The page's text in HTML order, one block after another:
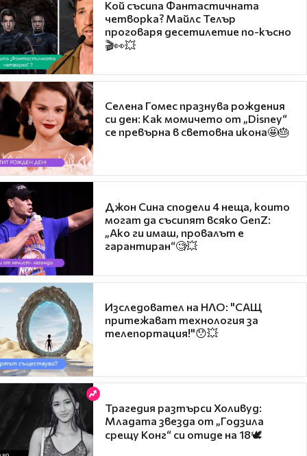
Кой съсипа Фантастичната
четворка? Майлс Телър
проговаря десетилетие по-късно
🎬👀💥
Селена Гомес празнува рождения
си ден: Как момичето от „Disney“
се превърна в световна икона🤩🎂
Джон Сина сподели 4 неща, които
могат да съсипят всяко GenZ:
„Ако ги имаш, провалът е
гарантиран“🧐💥
Изследовател на НЛО: "САЩ
притежават технология за
телепортация!"😯💥
Трагедия разтърси Холивуд:
Младата звезда от „Годзила
срещу Конг“ си отиде на 18🕊️